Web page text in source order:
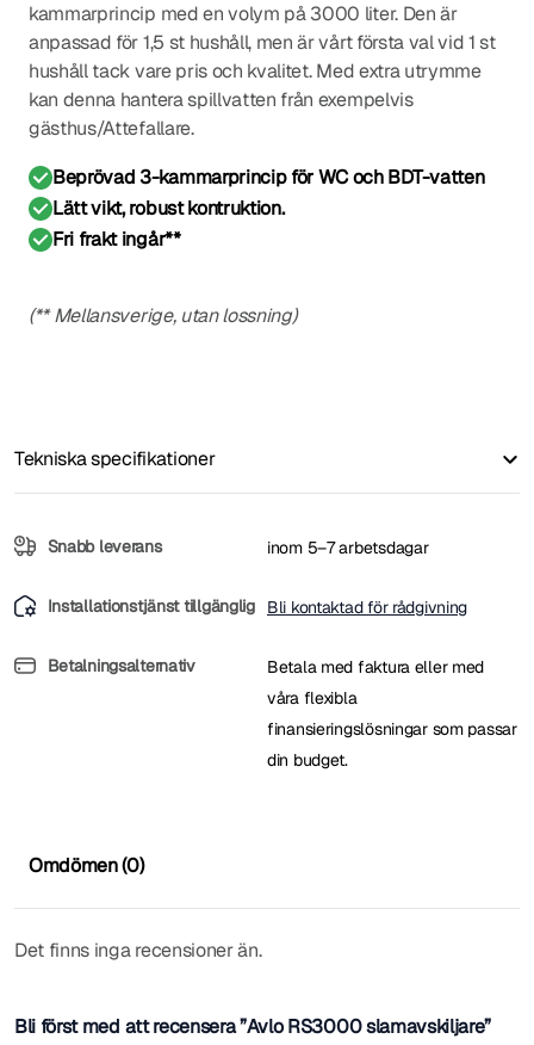
kammarprincip med en volym på 3000 liter. Den är
anpassad för 1,5 st hushåll, men är vårt första val vid 1 st
hushåll tack vare pris och kvalitet. Med extra utrymme
kan denna hantera spillvatten från exempelvis
gästhus/Attefallare.
Beprövad 3-kammarprincip för WC och BDT-vatten
Lätt vikt, robust kontruktion.
Fri frakt ingår**
(** Mellansverige, utan lossning)
Tekniska specifikationer
Snabb leverans inom 5–7 arbetsdagar
Installationstjänst tillgänglig Bli kontaktad för rådgivning
Betalningsalternativ
Betala med faktura eller med
våra flexibla
finansieringslösningar som passar
din budget.
Omdömen (0)
Det finns inga recensioner än.
Bli först med att recensera ”Avlo RS3000 slamavskiljare”